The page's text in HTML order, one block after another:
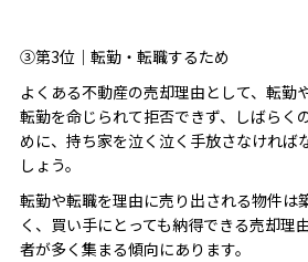
③第3位｜転勤・転職するため
よくある不動産の売却理由として、転勤
転勤を命じられて拒否できず、しばらく
めに、持ち家を泣く泣く手放さなければ
しょう。
転勤や転職を理由に売り出される物件は
く、買い手にとっても納得できる売却理
者が多く集まる傾向にあります。